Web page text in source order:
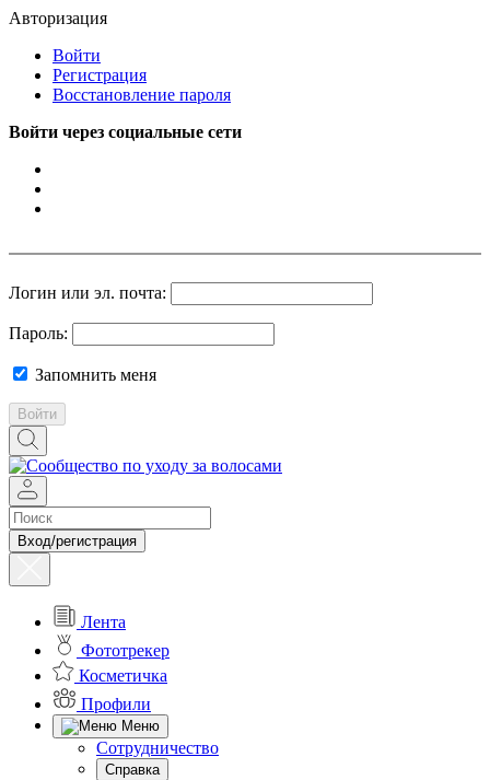
Авторизация
Войти
Регистрация
Восстановление пароля
Войти через социальные сети
Логин или эл. почта:
Пароль:
Запомнить меня
Войти
Вход/регистрация
Лента
Фототрекер
Косметичка
Профили
Меню
Сотрудничество
Справка